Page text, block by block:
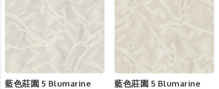
藍色莊園 5 Blumarine
藍色莊園 5 Blumarine